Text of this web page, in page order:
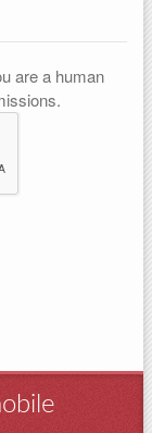
are a human